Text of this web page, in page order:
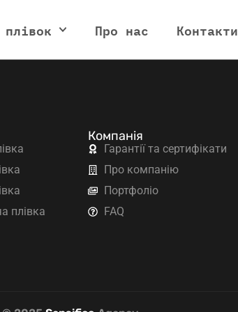
Про нас Контакти
плівка
Компанія
Гарантії та сертифікати
Про компанію
Портфоліо
FAQ